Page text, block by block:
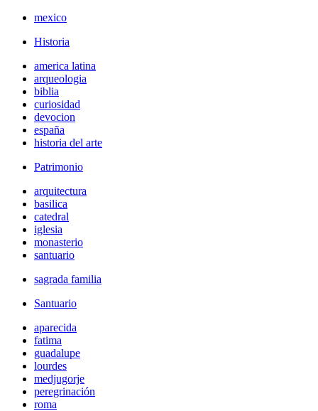
mexico
Historia
america latina
arqueologia
biblia
curiosidad
devocion
españa
historia del arte
Patrimonio
arquitectura
basilica
catedral
iglesia
monasterio
santuario
sagrada familia
Santuario
aparecida
fatima
guadalupe
lourdes
medjugorje
peregrinación
roma